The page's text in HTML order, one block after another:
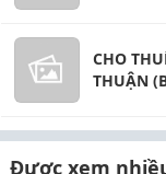
CHO
THUẬN
Được xem